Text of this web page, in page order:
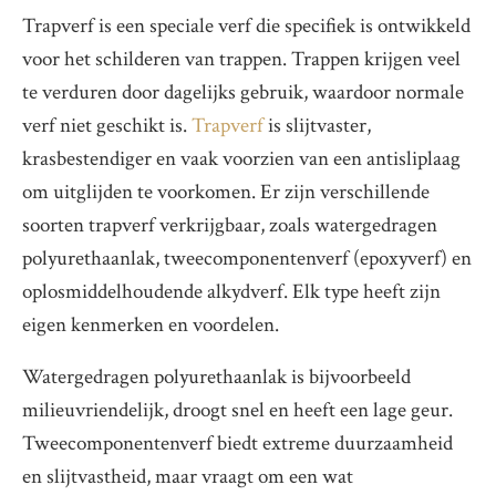
Trapverf is een speciale verf die specifiek is ontwikkeld
voor het schilderen van trappen. Trappen krijgen veel
te verduren door dagelijks gebruik, waardoor normale
verf niet geschikt is.Trapverfis slijtvaster,
krasbestendiger en vaak voorzien van een antisliplaag
om uitglijden te voorkomen. Er zijn verschillende
soorten trapverf verkrijgbaar, zoals watergedragen
polyurethaanlak, tweecomponentenverf (epoxyverf) en
oplosmiddelhoudende alkydverf. Elk type heeft zijn
eigen kenmerken en voordelen.
Watergedragen polyurethaanlak is bijvoorbeeld
milieuvriendelijk, droogt snel en heeft een lage geur.
Tweecomponentenverf biedt extreme duurzaamheid
en slijtvastheid, maar vraagt om een wat